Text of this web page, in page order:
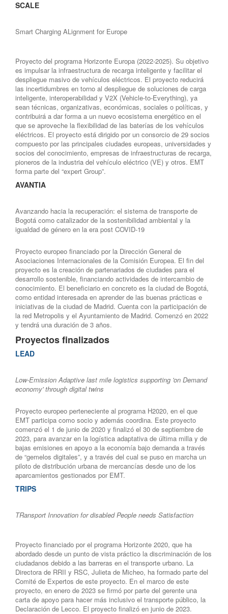
SCALE
Smart Charging ALignment for Europe
Proyecto del programa Horizonte Europa (2022-2025). Su objetivo
es impulsar la infraestructura de recarga inteligente y facilitar el
despliegue masivo de vehículos eléctricos. El proyecto reducirá
las incertidumbres en torno al despliegue de soluciones de carga
inteligente, interoperabilidad y V2X (Vehicle-to-Everything), ya
sean técnicas, organizativas, económicas, sociales o políticas, y
contribuirá a dar forma a un nuevo ecosistema energético en el
que se aproveche la flexibilidad de las baterías de los vehículos
eléctricos. El proyecto está dirigido por un consorcio de 29 socios
compuesto por las principales ciudades europeas, universidades y
socios del conocimiento, empresas de infraestructuras de recarga,
pioneros de la industria del vehículo eléctrico (VE) y otros. EMT
forma parte del “expert Group”.
AVANTIA
Avanzando hacia la recuperación: el sistema de transporte de
Bogotá como catalizador de la sostenibilidad ambiental y la
igualdad de género en la era post COVID-19
Proyecto europeo financiado por la Dirección General de
Asociaciones Internacionales de la Comisión Europea. El fin del
proyecto es la creación de partenariados de ciudades para el
desarrollo sostenible, financiando actividades de intercambio de
conocimiento. El beneficiario en concreto es la ciudad de Bogotá,
como entidad interesada en aprender de las buenas prácticas e
iniciativas de la ciudad de Madrid. Cuenta con la participación de
la red Metropolis y el Ayuntamiento de Madrid. Comenzó en 2022
y tendrá una duración de 3 años.
Proyectos finalizados
LEAD
Low-Emission Adaptive last mile logistics supporting 'on Demand
economy' through digital twins
Proyecto europeo perteneciente al programa H2020, en el que
EMT participa como socio y además coordina. Este proyecto
comenzó el 1 de junio de 2020 y finalizó el 30 de septiembre de
2023, para avanzar en la logística adaptativa de última milla y de
bajas emisiones en apoyo a la economía bajo demanda a través
de “gemelos digitales”, y a través del cual se puso en marcha un
piloto de distribución urbana de mercancías desde uno de los
aparcamientos gestionados por EMT.
TRIPS
TRansport Innovation for disabled People needs Satisfaction
Proyecto financiado por el programa Horizonte 2020, que ha
abordado desde un punto de vista práctico la discriminación de los
ciudadanos debido a las barreras en el transporte urbano. La
Directora de RRII y RSC, Julieta de Micheo, ha formado parte del
Comité de Expertos de este proyecto. En el marco de este
proyecto, en enero de 2023 se firmó por parte del gerente una
carta de apoyo para hacer más inclusivo el transporte público, la
Declaración de Lecco. El proyecto finalizó en junio de 2023.